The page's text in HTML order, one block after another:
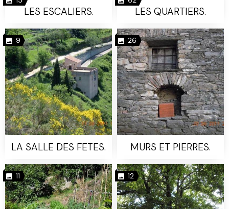
LES ESCALIERS. LES QUARTIERS.
9
LA SALLE DES FETES.
26
MURS ET PIERRES.
11 12